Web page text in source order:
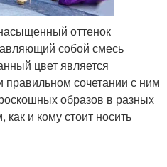
оттенок
собой смесь
цвет является
сочетании с ним
образов в разных
и кому стоит носить